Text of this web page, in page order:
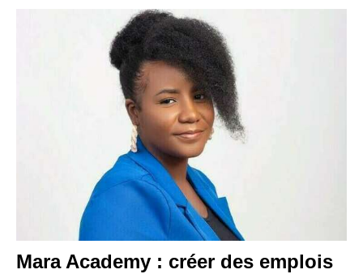
Mara Academy : créer des emplois